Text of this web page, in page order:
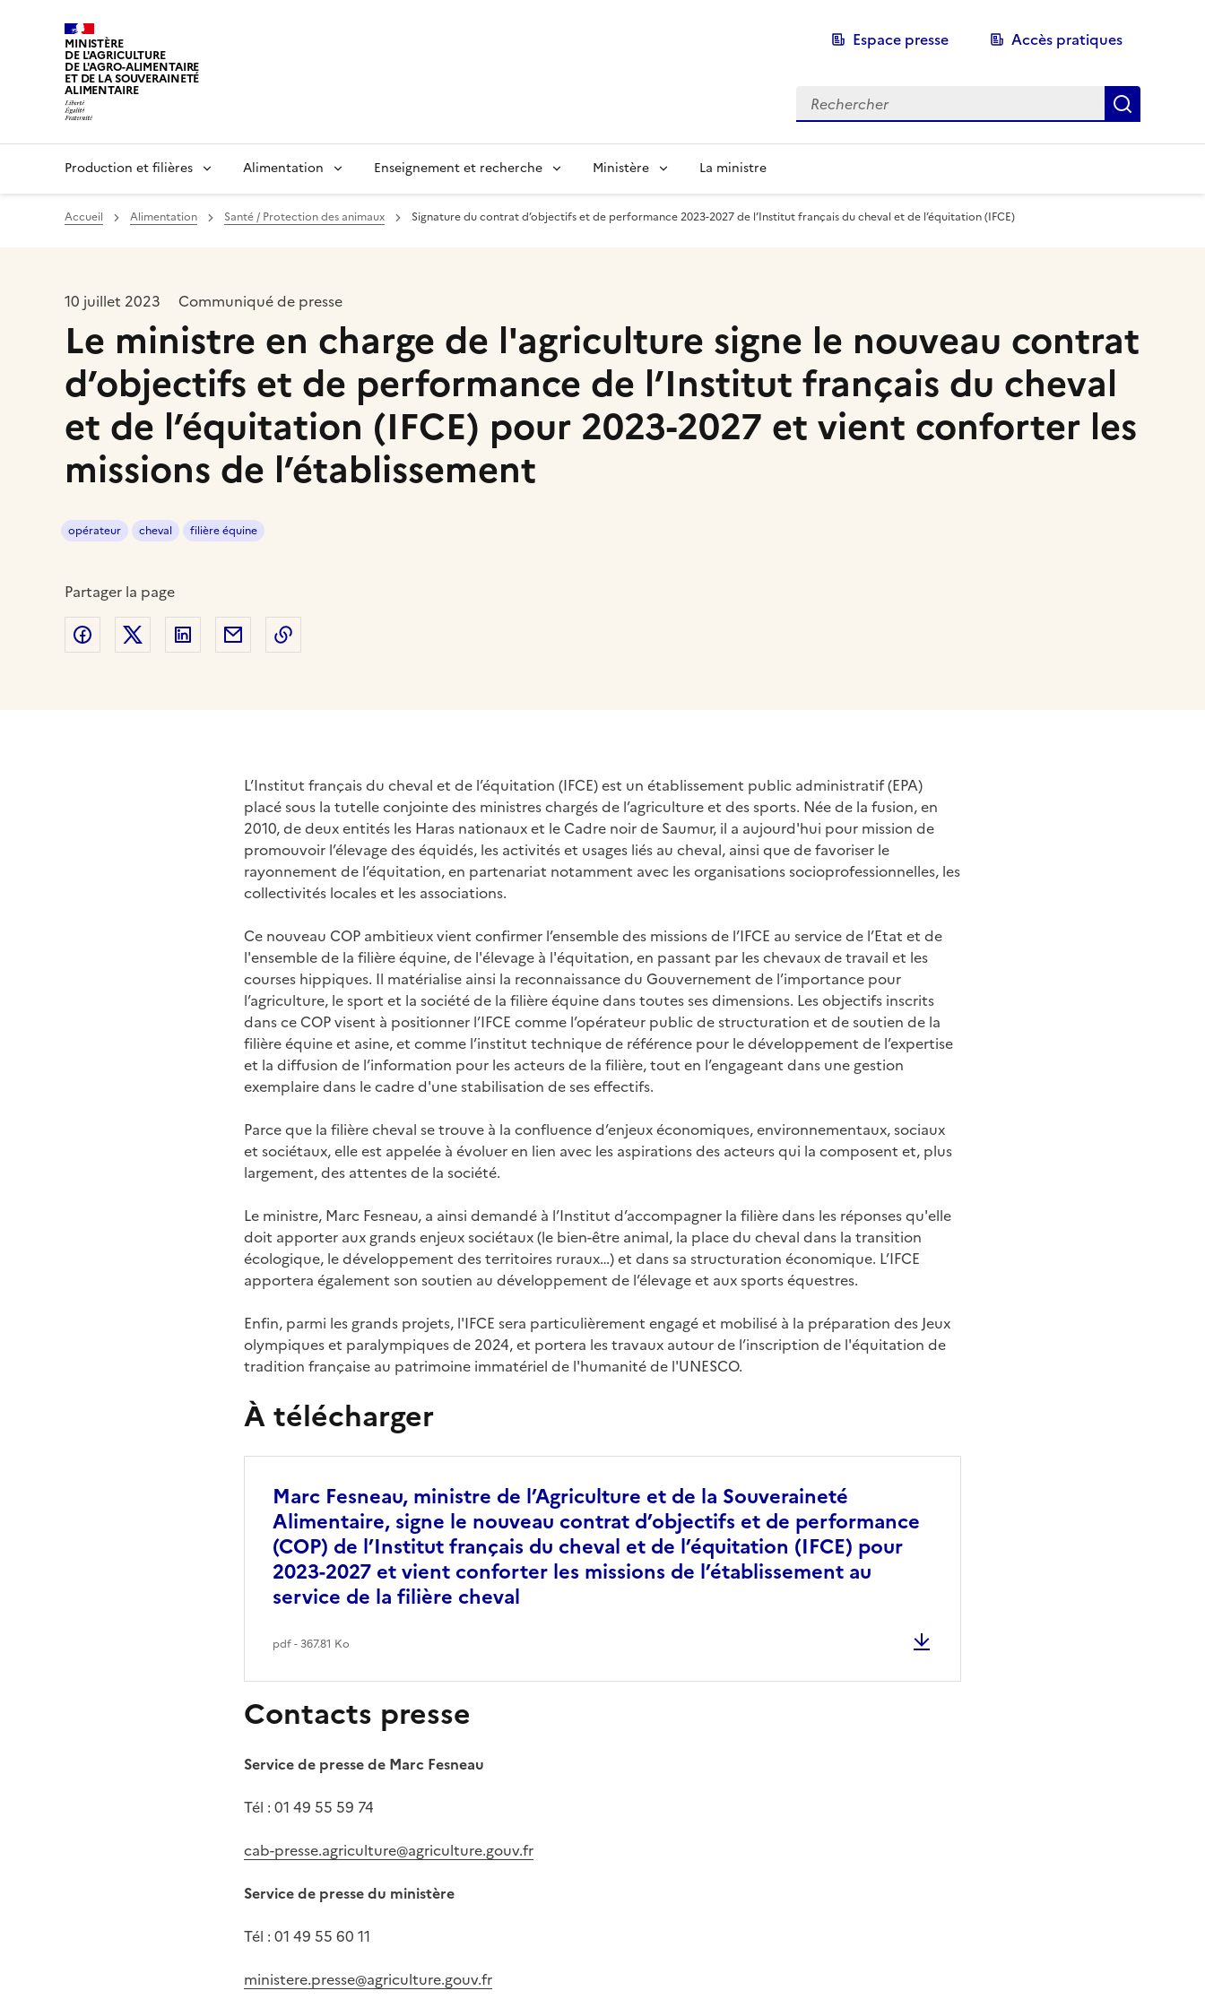
MINISTÈRE
DE L'AGRICULTURE
DE L'AGRO-ALIMENTAIRE
ET DE LA SOUVERAINETÉ
ALIMENTAIRE
Espace presse Accès pratiques
Recherche
Production et filières Alimentation Enseignement et recherche Ministère La ministre
Accueil Alimentation Santé / Protection des animaux Signature du contrat d’objectifs et de performance 2023-2027 de l’Institut français du cheval et de l’équitation (IFCE)
10 juillet 2023 Communiqué de presse
Le ministre en charge de l'agriculture signe le nouveau contrat
d’objectifs et de performance de l’Institut français du cheval
et de l’équitation (IFCE) pour 2023-2027 et vient conforter les
missions de l’établissement
opérateur cheval filière équine
Partager la page
Partager sur Facebook
Partager sur Twitter
Partager sur LinkedIn
Partager par email
L’Institut français du cheval et de l’équitation (IFCE) est un établissement public administratif (EPA)
placé sous la tutelle conjointe des ministres chargés de l’agriculture et des sports. Née de la fusion, en
2010, de deux entités les Haras nationaux et le Cadre noir de Saumur, il a aujourd'hui pour mission de
promouvoir l’élevage des équidés, les activités et usages liés au cheval, ainsi que de favoriser le
rayonnement de l’équitation, en partenariat notamment avec les organisations socioprofessionnelles, les
collectivités locales et les associations.
Ce nouveau COP ambitieux vient confirmer l’ensemble des missions de l’IFCE au service de l’Etat et de
l'ensemble de la filière équine, de l'élevage à l'équitation, en passant par les chevaux de travail et les
courses hippiques. Il matérialise ainsi la reconnaissance du Gouvernement de l’importance pour
l’agriculture, le sport et la société de la filière équine dans toutes ses dimensions. Les objectifs inscrits
dans ce COP visent à positionner l’IFCE comme l’opérateur public de structuration et de soutien de la
filière équine et asine, et comme l’institut technique de référence pour le développement de l’expertise
et la diffusion de l’information pour les acteurs de la filière, tout en l’engageant dans une gestion
exemplaire dans le cadre d'une stabilisation de ses effectifs.
Parce que la filière cheval se trouve à la confluence d’enjeux économiques, environnementaux, sociaux
et sociétaux, elle est appelée à évoluer en lien avec les aspirations des acteurs qui la composent et, plus
largement, des attentes de la société.
Le ministre, Marc Fesneau, a ainsi demandé à l’Institut d’accompagner la filière dans les réponses qu'elle
doit apporter aux grands enjeux sociétaux (le bien-être animal, la place du cheval dans la transition
écologique, le développement des territoires ruraux…) et dans sa structuration économique. L’IFCE
apportera également son soutien au développement de l’élevage et aux sports équestres.
Enfin, parmi les grands projets, l'IFCE sera particulièrement engagé et mobilisé à la préparation des Jeux
olympiques et paralympiques de 2024, et portera les travaux autour de l’inscription de l'équitation de
tradition française au patrimoine immatériel de l'humanité de l'UNESCO.
À télécharger
Marc Fesneau, ministre de l’Agriculture et de la Souveraineté
Alimentaire, signe le nouveau contrat d’objectifs et de performance
(COP) de l’Institut français du cheval et de l’équitation (IFCE) pour
2023-2027 et vient conforter les missions de l’établissement au
service de la filière cheval
pdf - 367.81 Ko
Contacts presse
Service de presse de Marc Fesneau
Tél : 01 49 55 59 74
cab-presse.agriculture@agriculture.gouv.fr
Service de presse du ministère
Tél : 01 49 55 60 11
ministere.presse@agriculture.gouv.fr